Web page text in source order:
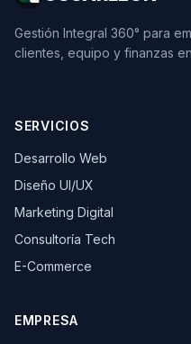
Gestión Integral 360° para
clientes, equipo y finanzas
SERVICIOS
Desarrollo Web
Diseño UI/UX
Marketing Digital
Consultoría Tech
E-Commerce
EMPRESA